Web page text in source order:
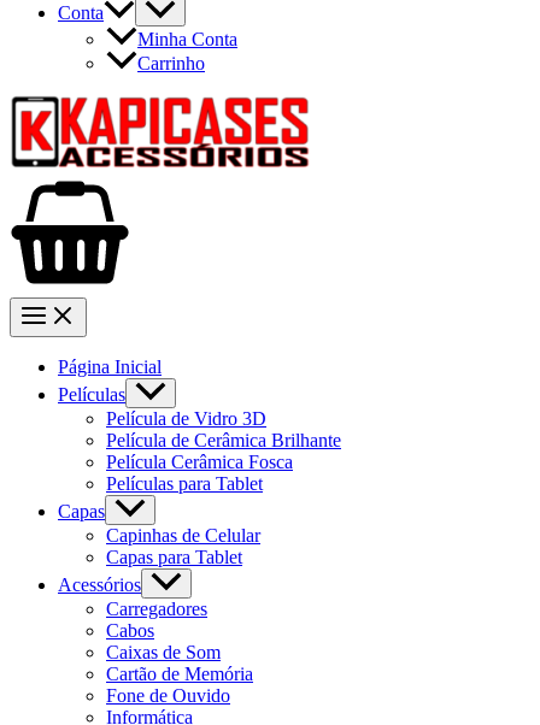
Conta
Minha Conta
Carrinho
Página Inicial
Películas
Película de Vidro 3D
Película de Cerâmica Brilhante
Película Cerâmica Fosca
Películas para Tablet
Capas
Capinhas de Celular
Capas para Tablet
Acessórios
Carregadores
Cabos
Caixas de Som
Cartão de Memória
Fone de Ouvido
Informática